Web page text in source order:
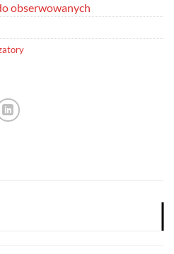
obserwowanych